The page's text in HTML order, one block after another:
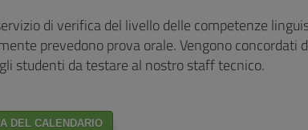
di verifica del livello delle competenze
prevedono prova orale. Vengono
studenti da testare al nostro staff tecnico.
DEL CALENDARIO